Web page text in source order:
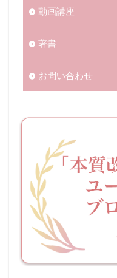
動画講座
著書
お問い合わせ